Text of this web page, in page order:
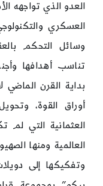
العدو الذي تواجهه
العسكري
وسائل التحكم
تناسب أهدافها
بداية القرن
أوراق القوة،
العثمانية التي لم
العالمية ومنها
وتفكيكها إلى